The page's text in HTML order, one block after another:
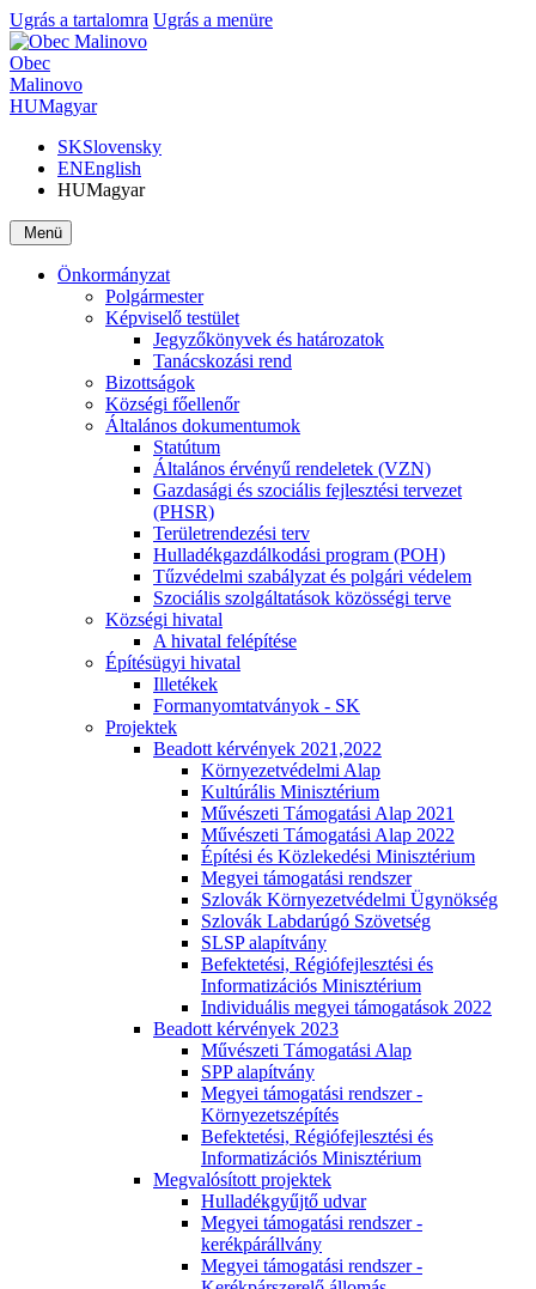
Ugrás a tartalomra Ugrás a menüre
Obec
Malinovo
HUMagyar
SKSlovensky
ENEnglish
HUMagyar
Menü
Önkormányzat
Polgármester
Képviselő testület
Jegyzőkönyvek és határozatok
Tanácskozási rend
Bizottságok
Községi főellenőr
Általános dokumentumok
Statútum
Általános érvényű rendeletek (VZN)
Gazdasági és szociális fejlesztési tervezet
(PHSR)
Területrendezési terv
Hulladékgazdálkodási program (POH)
Tűzvédelmi szabályzat és polgári védelem
Szociális szolgáltatások közösségi terve
Községi hivatal
A hivatal felépítése
Építésügyi hivatal
Illetékek
Formanyomtatványok - SK
Projektek
Beadott kérvények 2021,2022
Környezetvédelmi Alap
Kultúrális Minisztérium
Művészeti Támogatási Alap 2021
Művészeti Támogatási Alap 2022
Építési és Közlekedési Minisztérium
Megyei támogatási rendszer
Szlovák Környezetvédelmi Ügynökség
Szlovák Labdarúgó Szövetség
SLSP alapítvány
Befektetési, Régiófejlesztési és
Informatizációs Minisztérium
Individuális megyei támogatások 2022
Beadott kérvények 2023
Művészeti Támogatási Alap
SPP alapítvány
Megyei támogatási rendszer -
Környezetszépítés
Befektetési, Régiófejlesztési és
Informatizációs Minisztérium
Megvalósított projektek
Hulladékgyűjtő udvar
Megyei támogatási rendszer -
kerékpárállvány
Megyei támogatási rendszer -